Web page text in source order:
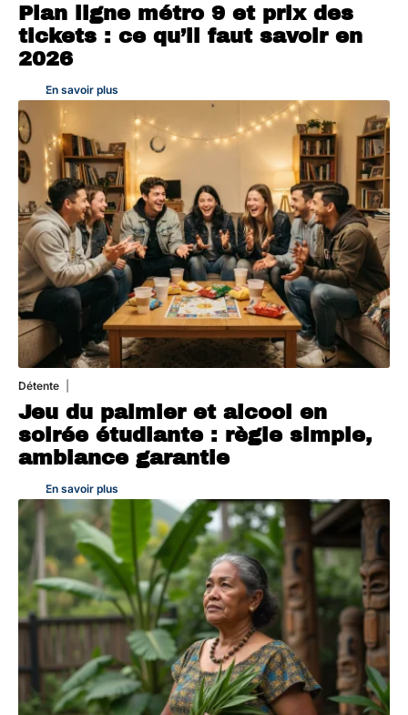
Plan ligne métro 9 et prix des
tickets : ce qu’il faut savoir en
2026
En savoir plus
Détente
Jeu du palmier et alcool en
soirée étudiante : règle simple,
ambiance garantie
En savoir plus